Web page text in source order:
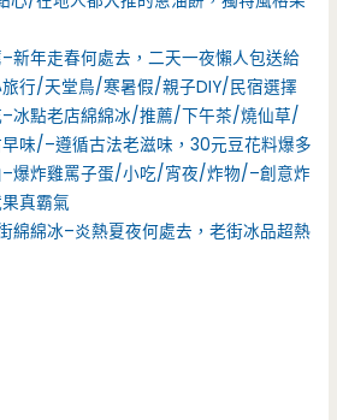
新年走春何處去，二天一夜懶人包送給
行/天堂鳥/寒暑假/親子DIY/民宿選擇
–冰點老店綿綿冰/推薦/下午茶/燒仙草/
味/–遵循古法老滋味，30元豆花料爆多
–爆炸雞罵子蛋/小吃/宵夜/炸物/–創意炸
真霸氣
綿綿冰–炎熱夏夜何處去，老街冰品超熱